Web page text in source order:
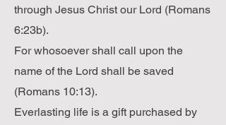
through Jesus Christ our Lord (Romans
6:23b).
For whosoever shall call upon the
name of the Lord shall be saved
(Romans 10:13).
Everlasting life is a gift purchased by